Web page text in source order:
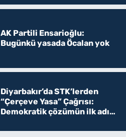
AK Partili Ensarioğlu:
Bugünkü yasada Öcalan yok
Diyarbakır’da STK’lerden
“Çerçeve Yasa” Çağrısı:
Demokratik çözümün ilk adımı